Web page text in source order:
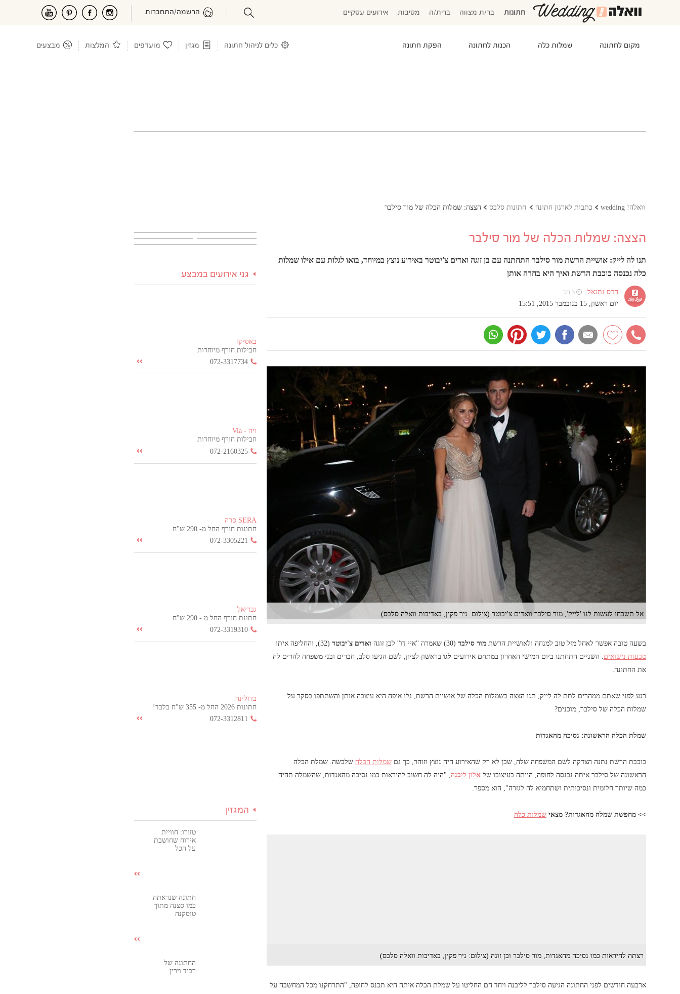
חתונות בר/ת מצווה ברית/ה מסיבות אירועים עסקיים הרשמה/התחברות
מקום לחתונה שמלות כלה הכנות לחתונה הפקת חתונה כלים לניהול חתונה מגזין מועדפים המלצות מבצעים
וואלה! wedding כתבות לארגון חתונה חתונות סלבס הצצה: שמלות הכלה של מור סילבר
הצצה: שמלות הכלה של מור סילבר
תנו לה לייק: אושיית הרשת מור סילבר התחתנה עם בן זוגה ואדים צ'יבוטר באירוע נוצץ במיוחד, בואו לגלות עם אילו שמלות
כלה נכנסה כוכבת הרשת ואיך היא בחרה אותן
הדס נתנאל ⏲ 3 דק'
יום ראשון, 15 בנובמבר 2015, 15:51
אל תשכחו לעשות לנו 'לייק', מור סילבר וואדים צ'יבוטר (צילום: ניר פקין, באדיבות וואלה סלבס)
בשעה טובה אפשר לאחל מזל טוב למנחה ולאושיית הרשתמור סילבר (30) שאמרה ''איי דו'' לבן זוגה ואדים צ'יבוטר (32), והחליפה איתו
טבעות נישואים. השניים התחתנו ביום חמישי האחרון במתחם אירועים לגו בראשון לציון, לשם הגיעו סלב, חברים ובני משפחה להרים לה
את החתונה.
רגע לפני שאתם ממהרים לתת לה לייק, תנו הצצה בשמלות הכלה של אושיית הרשת, גלו איפה היא עיצבה אותן והשתתפו בסקר על
שמלות הכלה של סילבר, מוכנים?
שמלת הכלה הראשונה: נסיכה מהאגדות
כוכבת הרשת נתנה הצדקה לשם המשפחה שלה, שכן לא רק שהאירוע היה נוצץ וזוהר, כך גםשמלות הכלה שלבשה. שמלת הכלה
הראשונה של סילבר איתה נכנסה לחופה, הייתה בעיצובו שלאלון ליבנה, "היה לה חשוב להיראות כמו נסיכה מהאגדות, שהשמלה תהיה
כמה שיותר חלומית ונסיכותית ושתחמיא לה לגזרה", הוא מספר.
>> מחפשת שמלה מהאגדות? מצאישמלות כלה
רצתה להיראות כמו נסיכה מהאגדות, מור סילבר ובן זוגה (צילום: ניר פקין, באדיבות וואלה סלבס)
ארבעה חודשים לפני החתונה הגיעה סילבר לליבנה ויחד הם החליטו על שמלת הכלה איתה היא תכנס לחופה, "התרחקנו מכל המחשבה על
גני אירועים במבצע
באסיקו
חבילות חורף מיוחדות
072-3317734
ויה - Via
חבילות חורף מיוחדות
072-2160325
SERA סרה
חתונות חורף החל מ- 290 ש"ח
072-3305221
גבריאל
חתונת חורף החל מ - 290 ש"ח
072-3319310
בדולינה
חתונות 2026 החל מ- 355 ש"ח בלבד!
072-3312811
המגזין
טזורו: חוויית
אירוח שחושבת
על הכל
חתונה שנראתה
כמו סצנה מתוך
טוסקנה
החתונה של
רביד וירין